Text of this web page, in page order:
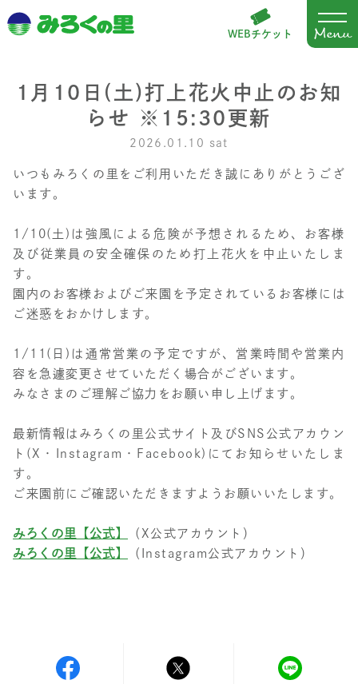
WEBチケット
1月10日(土)打上花火中止のお知
らせ ※15:30更新
2026.01.10 sat
いつもみろくの里をご利用いただき誠にありがとうござ
います。
1/10(土)は強風による危険が予想されるため、お客様
及び従業員の安全確保のため打上花火を中止いたしま
す。
園内のお客様およびご来園を予定されているお客様には
ご迷惑をおかけします。
1/11(日)は通常営業の予定ですが、営業時間や営業内
容を急遽変更させていただく場合がございます。
みなさまのご理解ご協力をお願い申し上げます。
最新情報はみろくの里公式サイト及びSNS公式アカウン
ト(X・Instagram・Facebook)にてお知らせいたしま
す。
ご来園前にご確認いただきますようお願いいたします。
みろくの里【公式】 （X公式アカウント）
みろくの里【公式】 （Instagram公式アカウント）